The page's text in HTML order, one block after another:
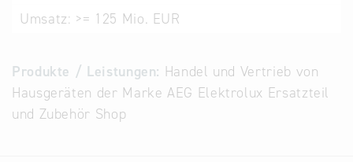
Datenbanken
aus
Umsatz: >= 125 Mio. EUR
Produkte / Leistungen: Handel und Vertrieb von
Hausgeräten der Marke AEG Elektrolux Ersatzteil
und Zubehör Shop